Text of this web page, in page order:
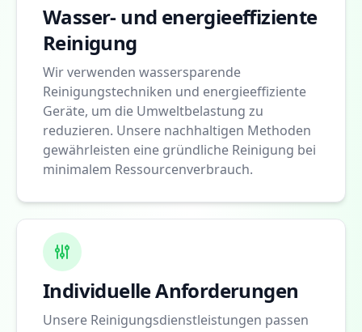
Wasser- und energieeffiziente
Reinigung
Wir verwenden wassersparende
Reinigungstechniken und energieeffiziente
Geräte, um die Umweltbelastung zu
reduzieren. Unsere nachhaltigen Methoden
gewährleisten eine gründliche Reinigung bei
minimalem Ressourcenverbrauch.
Individuelle Anforderungen
Unsere Reinigungsdienstleistungen passen